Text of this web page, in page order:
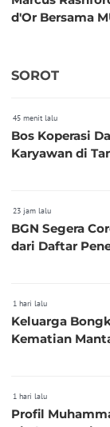
d'Or Bersama
SOROT
45 menit lalu
Bos Koperasi
Karyawan di
23 jam lalu
BGN Segera
dari Daftar
1 hari lalu
Keluarga
Kematian
1 hari lalu
Profil